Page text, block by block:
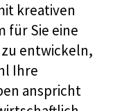
kreativen
für Sie eine
entwickeln,
Ihre
anspricht